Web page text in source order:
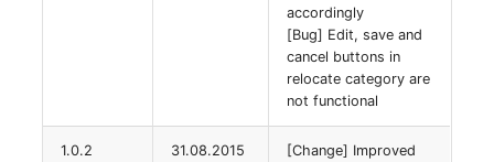
accordingly
[Bug] Edit, save and
cancel buttons in
relocate category are
not functional
1.0.2 31.08.2015
[Change] Improved